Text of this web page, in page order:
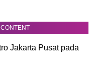
Jakarta Pusat pada